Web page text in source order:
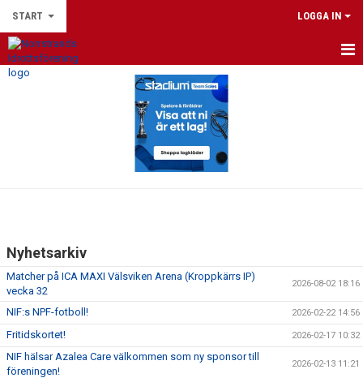
START LOGGA IN
HEM
LEEDS UNITED FOOTBALL SCHOOL 2026
NIF:S FOTBOLLSKOLLO 2026
VÅRA LAG
MATCHER
Nyhetsarkiv
Matcher på ICA MAXI Välsviken Arena (Kroppkärrs IP)
vecka 32
2026-08-02 18:16
NIF:s NPF-fotboll! 2026-02-22 14:56
Fritidskortet! 2026-02-17 10:32
NIF hälsar Azalea Care välkommen som ny sponsor till
föreningen!
2026-02-13 11:21